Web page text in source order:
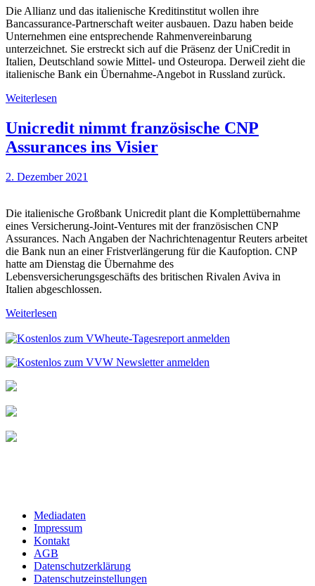
Die Allianz und das italienische Kreditinstitut wollen ihre
Bancassurance-Partnerschaft weiter ausbauen. Dazu haben beide
Unternehmen eine entsprechende Rahmenvereinbarung
unterzeichnet. Sie erstreckt sich auf die Präsenz der UniCredit in
Italien, Deutschland sowie Mittel- und Osteuropa. Derweil zieht die
italienische Bank ein Übernahme-Angebot in Russland zurück.
Weiterlesen
Unicredit nimmt französische CNP
Assurances ins Visier
2. Dezember 2021
Die italienische Großbank Unicredit plant die Komplettübernahme
eines Versicherung-Joint-Ventures mit der französischen CNP
Assurances. Nach Angaben der Nachrichtenagentur Reuters arbeitet
die Bank nun an einer Fristverlängerung für die Kaufoption. CNP
hatte am Dienstag die Übernahme des
Lebensversicherungsgeschäfts des britischen Rivalen Aviva in
Italien abgeschlossen.
Weiterlesen
Mediadaten
Impressum
Kontakt
AGB
Datenschutzerklärung
Datenschutzeinstellungen